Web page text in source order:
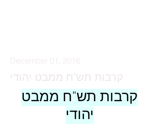
December 01, 2016
קרבות תש"ח ממבט יהודי
קרבות תש"ח ממבט
יהודי